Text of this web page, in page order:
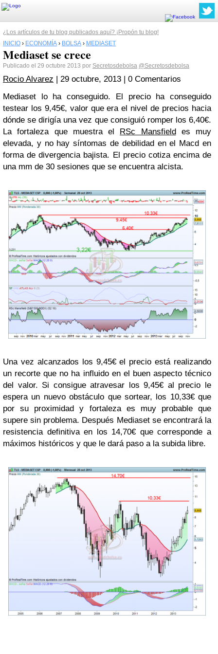
¿Los artículos de tu blog publicados aquí? ¡Propón tu blog!
INICIO › ECONOMÍA › BOLSA › MEDIASET
Mediaset se crece
Publicado el 29 octubre 2013 por Secretosdebolsa @Secretosdebolsa
Rocio Alvarez | 29 octubre, 2013 | 0 Comentarios
Mediaset lo ha conseguido. El precio ha conseguido
testear los 9,45€, valor que era el nivel de precios hacia
dónde se dirigía una vez que consiguió romper los 6,40€.
La fortaleza que muestra el RSc Mansfieldes muy
elevada, y no hay síntomas de debilidad en el Macd en
forma de divergencia bajista. El precio cotiza encima de
una mm de 30 sesiones que se encuentra alcista.
Una vez alcanzados los 9,45€ el precio está realizando
un recorte que no ha influido en el buen aspecto técnico
del valor. Si consigue atravesar los 9,45€ al precio le
espera un nuevo obstáculo que sortear, los 10,33€ que
por su proximidad y fortaleza es muy probable que
supere sin problema. Después Mediaset se encontrará la
resistencia definitiva en los 14,70€ que corresponde a
máximos históricos y que le dará paso a la subida libre.